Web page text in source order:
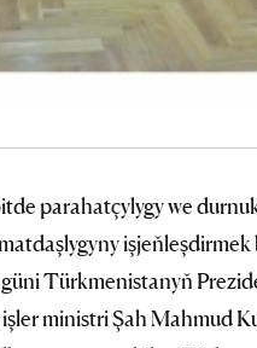
parahatçylygy we
Türkmenistanyň
ministri Şah Mahmud